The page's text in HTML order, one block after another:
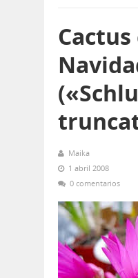
Cactus
Maika
1 abril 2008
0 comentarios